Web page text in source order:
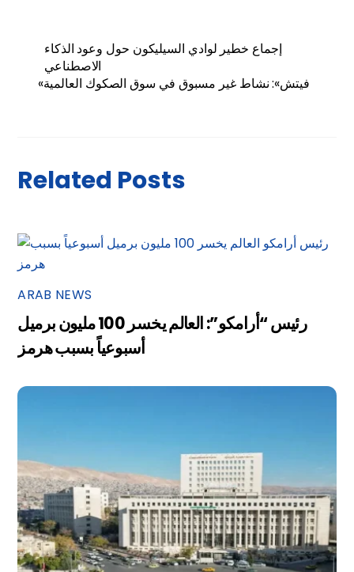
إجماع خطير لوادي السيليكون حول وعود الذكاء
الاصطناعي
«فيتش»: نشاط غير مسبوق في سوق الصكوك العالمية
Related Posts
ARAB NEWS
رئيس “أرامكو”: العالم يخسر 100 مليون برميل
أسبوعياً بسبب هرمز